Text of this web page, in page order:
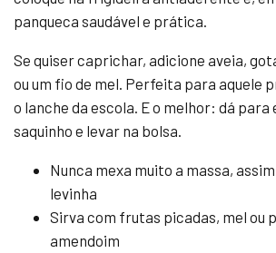
panqueca saudável e prática.
Se quiser caprichar, adicione aveia,
ou um fio de mel. Perfeita para aquele
o lanche da escola. E o melhor: dá para
saquinho e levar na bolsa.
Nunca mexa muito a massa,
levinha
Sirva com frutas picadas, mel ou
amendoim